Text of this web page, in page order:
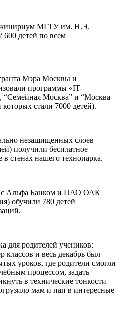
МГТУ им. Н.Э.
600 детей по всем
Мэра Москвы и
программы «IT-
“Семейная Москва” и “Москва
стали 7000 детей).
незащищенных слоев
получили бесплатное
в стенах нашего технопарка.
с Альфа Банком и ПАО ОАК
обучили 780 детей
для родителей учеников:
классов и весь декабрь был
уроков, где родители смогли
процессом, задать
в технические тонкости
мам и пап в интересные